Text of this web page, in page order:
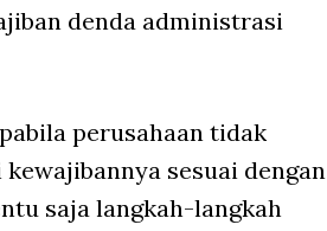
denda administrasi
perusahaan tidak
sesuai dengan
saja langkah-langkah